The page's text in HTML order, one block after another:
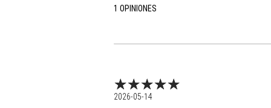
1 OPINIONES
2026-05-14